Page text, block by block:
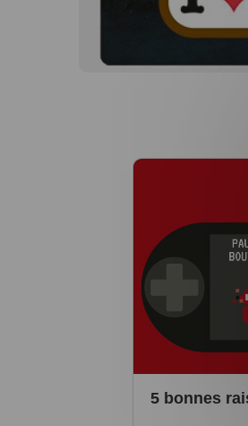
5 bonnes